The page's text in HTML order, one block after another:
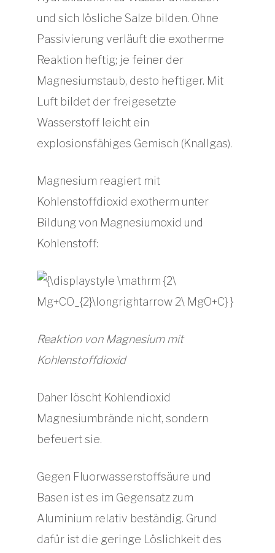
und sich lösliche Salze bilden. Ohne
Passivierung verläuft die exotherme
Reaktion heftig; je feiner der
Magnesiumstaub, desto heftiger. Mit
Luft bildet der freigesetzte
Wasserstoff leicht ein
explosionsfähiges Gemisch (Knallgas).
Magnesium reagiert mit
Kohlenstoffdioxid exotherm unter
Bildung von Magnesiumoxid und
Kohlenstoff:
Reaktion von Magnesium mit
Kohlenstoffdioxid
Daher löscht Kohlendioxid
Magnesiumbrände nicht, sondern
befeuert sie.
Gegen Fluorwasserstoffsäure und
Basen ist es im Gegensatz zum
Aluminium relativ beständig. Grund
dafür ist die geringe Löslichkeit des